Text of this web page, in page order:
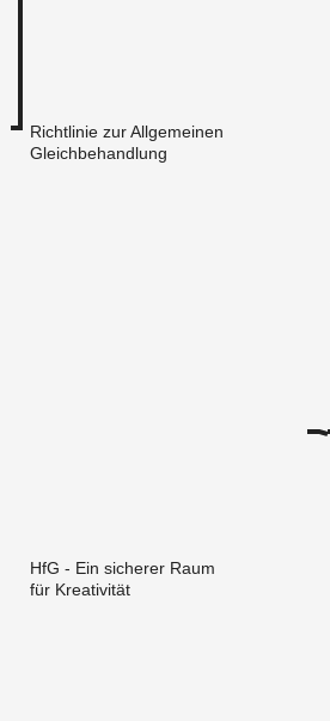
Richtlinie zur Allgemeinen
Gleichbehandlung
HfG - Ein sicherer Raum
für Kreativität